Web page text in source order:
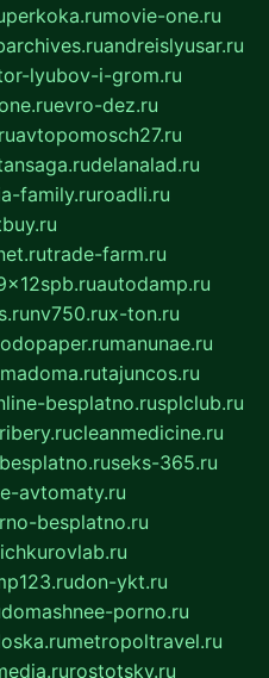
perkoka.rumovie-one.ru
andreislyusar.ru
lyubov-i-grom.ru
evro-dez.ru
avtopomosch27.ru
delanalad.ru
family.ruroadli.ru
trade-farm.ru
autodamp.ru
nv750.rux-ton.ru
manunae.ru
madoma.rutajuncos.ru
besplatno.rusplclub.ru
ribery.rucleanmedicine.ru
seks-365.ru
avtomaty.ru
besplatno.ru
don-ykt.ru
domashnee-porno.ru
metropoltravel.ru
rostotsky.ru